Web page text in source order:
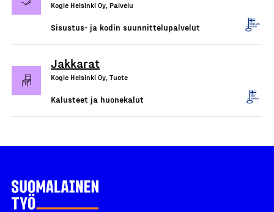
Kogle Helsinki Oy, Palvelu
Sisustus- ja kodin suunnittelupalvelut
Jakkarat
Kogle Helsinki Oy, Tuote
Kalusteet ja huonekalut